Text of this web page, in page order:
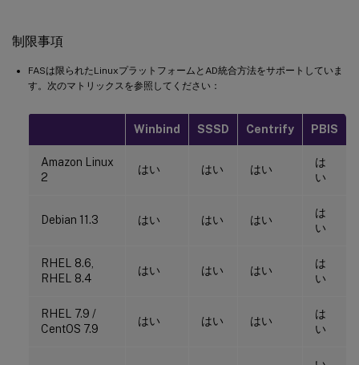
制限事項
FASは限られたLinuxプラットフォームとAD統合方法をサポートしていま
す。次のマトリックスを参照してください：
Winbind SSSD Centrify PBIS
Amazon Linux
2
はい はい はい
は
い
Debian 11.3 はい はい はい
は
い
RHEL 8.6,
RHEL 8.4
はい はい はい
は
い
RHEL 7.9 /
CentOS 7.9
はい はい はい
は
い